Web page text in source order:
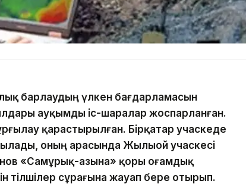
барлаудың үлкен бағдарламасын
ауқымды іс-шаралар жоспарланған.
қарастырылған. Бірқатар учаскеде
оның арасында Жылыой учаскесі
«Самұрық-Қазына» қоры Қоғамдық
тілшілер сұрағына жауап бере отырып.